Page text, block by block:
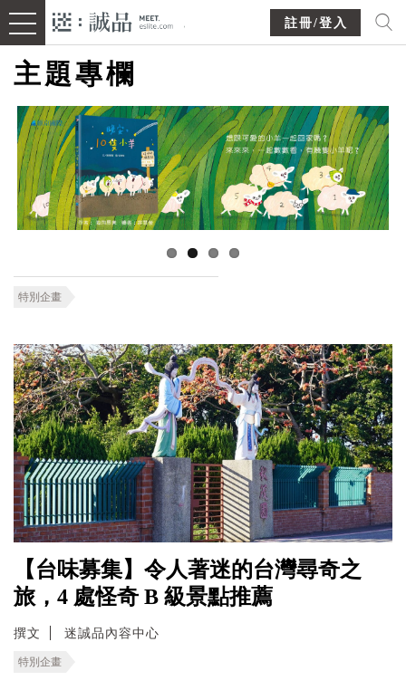
註冊/登入
主題專欄
特別企畫
【台味募集】令人著迷的台灣尋奇之
旅，4 處怪奇 B 級景點推薦
撰文 迷誠品內容中心
特別企畫